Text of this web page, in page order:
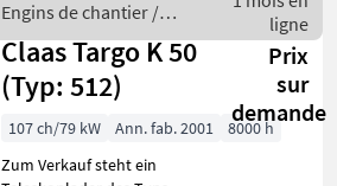
Hydrostat K
Engins de chantier /
Bobcat
ligne
Claas Targo K 50
(Typ: 512)
Prix
sur
demande
107 ch/79 kW Ann. fab. 2001
8000 h
Zum Verkauf steht ein